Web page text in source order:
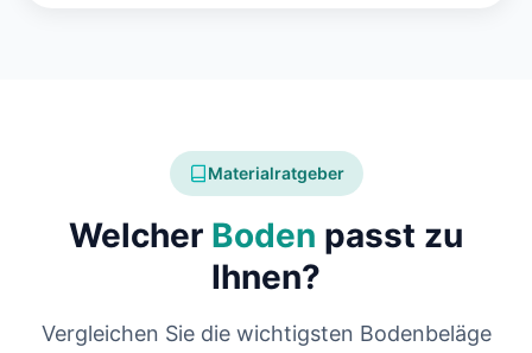
Materialratgeber
Welcher Boden passt zu
Ihnen?
Vergleichen Sie die wichtigsten Bodenbeläge